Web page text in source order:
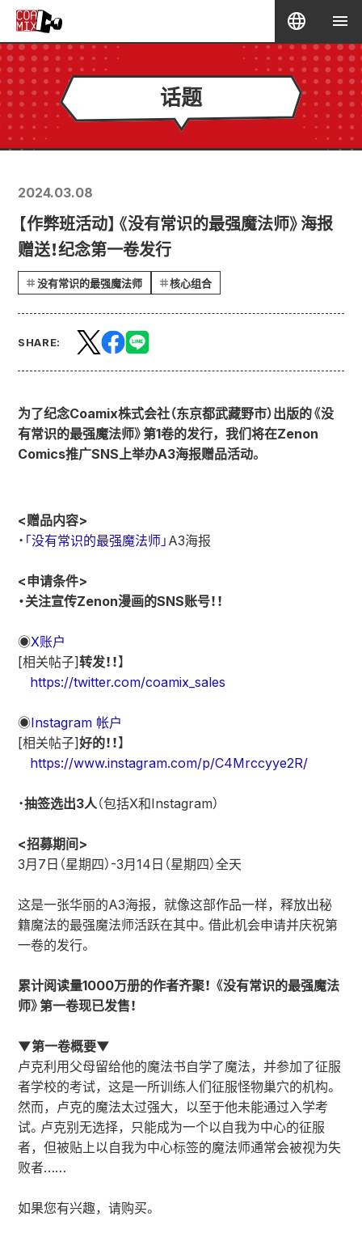
话题
2024.03.08
【作弊班活动】《没有常识的最强魔法师》海报
赠送！纪念第一卷发行
没有常识的最强魔法师 核心组合
SHARE:
为了纪念Coamix株式会社（东京都武藏野市）出版的《没
有常识的最强魔法师》第1卷的发行，我们将在Zenon
Comics推广SNS上举办A3海报赠品活动。
<赠品内容>
・ 「没有常识的最强魔法师」 A3海报
<申请条件>
・关注宣传Zenon漫画的SNS账号！！
◉X账户
[相关帖子]转发！！】
https://twitter.com/coamix_sales
◉Instagram 帐户
[相关帖子]好的！！】
https://www.instagram.com/p/C4Mrccyye2R/
・抽签选出3人（包括X和Instagram）
<招募期间>
3月7日（星期四）-3月14日（星期四）全天
这是一张华丽的A3海报，就像这部作品一样，释放出秘
籍魔法的最强魔法师活跃在其中。借此机会申请并庆祝第
一卷的发行。
累计阅读量1000万册的作者齐聚！ 《没有常识的最强魔法
师》第一卷现已发售！
▼第一卷概要▼
卢克利用父母留给他的魔法书自学了魔法，并参加了征服
者学校的考试，这是一所训练人们征服怪物巢穴的机构。
然而，卢克的魔法太过强大，以至于他未能通过入学考
试。卢克别无选择，只能成为一个以自我为中心的征服
者，但被贴上以自我为中心标签的魔法师通常会被视为失
败者……
如果您有兴趣，请购买。